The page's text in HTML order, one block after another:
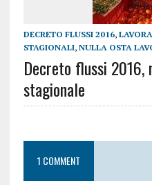
DECRETO FLUSSI 2016,
STAGIONALI, NULLA OSTA
Decreto flussi 2016,
stagionale
1 COMMENT